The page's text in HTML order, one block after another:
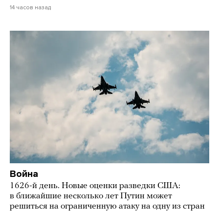
14 часов назад
Война
1626-й день. Новые оценки разведки США:
в ближайшие несколько лет Путин может
решиться на ограниченную атаку на одну из стран